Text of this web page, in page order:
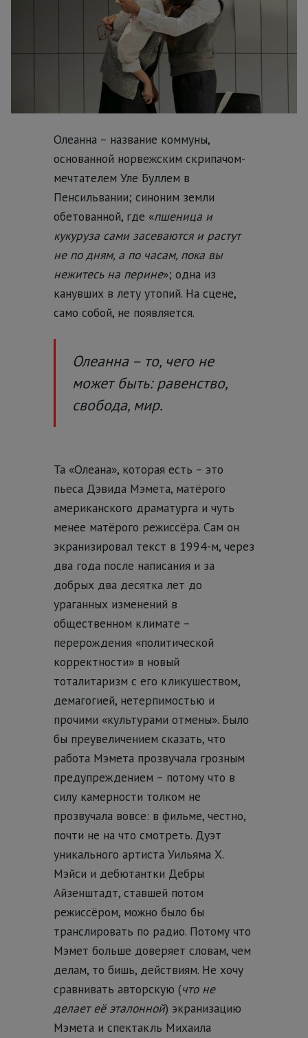
Олеанна – название коммуны,
основанной норвежским скрипачом-
мечтателем Уле Буллем в
Пенсильвании; синоним земли
обетованной, где «пшеница и
кукуруза сами засеваются и растут
не по дням, а по часам, пока вы
нежитесь на перине»; одна из
канувших в лету утопий. На сцене,
само собой, не появляется.
Олеанна – то, чего не
может быть: равенство,
свобода, мир.
Та «Олеана», которая есть – это
пьеса Дэвида Мэмета, матёрого
американского драматурга и чуть
менее матёрого режиссёра. Сам он
экранизировал текст в 1994-м, через
два года после написания и за
добрых два десятка лет до
ураганных изменений в
общественном климате –
перерождения «политической
корректности» в новый
тоталитаризм с его кликушеством,
демагогией, нетерпимостью и
прочими «культурами отмены». Было
бы преувеличением сказать, что
работа Мэмета прозвучала грозным
предупреждением – потому что в
силу камерности толком не
прозвучала вовсе: в фильме, честно,
почти не на что смотреть. Дуэт
уникального артиста Уильяма Х.
Мэйси и дебютантки Дебры
Айзенштадт, ставшей потом
режиссёром, можно было бы
транслировать по радио. Потому что
Мэмет больше доверяет словам, чем
делам, то бишь, действиям. Не хочу
сравнивать авторскую (что не
делает её эталонной) экранизацию
Мэмета и спектакль Михаила